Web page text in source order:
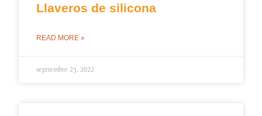
Llaveros de silicona
READ MORE »
septiembre 23, 2022